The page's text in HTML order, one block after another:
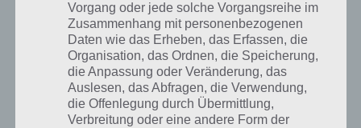
Antworten
Jens_231275 22.07.2014 09:01
Hallo ihr lieben.
Vorgang oder jede solche Vorgangsreihe im
Zusammenhang mit personenbezogenen
Daten wie das Erheben, das Erfassen, die
Organisation, das Ordnen, die Speicherung,
die Anpassung oder Veränderung, das
Auslesen, das Abfragen, die Verwendung,
die Offenlegung durch Übermittlung,
Verbreitung oder eine andere Form der